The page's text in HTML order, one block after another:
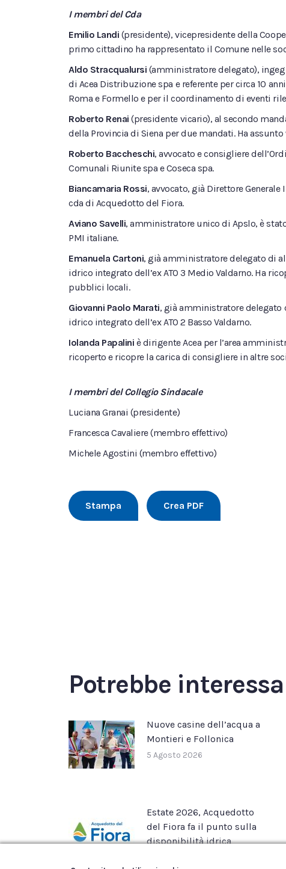
I membri del Cda
Emilio Landi (presidente), vicepresidente della
primo cittadino ha rappresentato il Comune nelle
Aldo Stracqualursi (amministratore delegato),
di Acea Distribuzione spa e referente per circa 10
Roma e Formello e per il coordinamento di eventi
Roberto Renai (presidente vicario), al secondo
della Provincia di Siena per due mandati. Ha
Roberto Baccheschi, avvocato e consigliere
Comunali Riunite spa e Coseca spa.
Biancamaria Rossi, avvocato, già Direttore Generale
cda di Acquedotto del Fiora.
Aviano Savelli, amministratore unico di Apslo, è
PMI italiane.
Emanuela Cartoni, già amministratore delegato di
idrico integrato dell’ex ATO 3 Medio Valdarno. Ha
pubblici locali.
Giovanni Paolo Marati, già amministratore delegato
idrico integrato dell’ex ATO 2 Basso Valdarno.
Iolanda Papalini è dirigente Acea per l’area
ricoperto e ricopre la carica di consigliere in altre
I membri del Collegio Sindacale
Luciana Granai (presidente)
Francesca Cavaliere (membro effettivo)
Michele Agostini (membro effettivo)
Stampa Crea PDF
Potrebbe
Nuove casine dell’acqua a
Montieri e Follonica
5 Agosto 2026
Estate 2026, Acquedotto
del Fiora fa il punto sulla
disponibilità idrica